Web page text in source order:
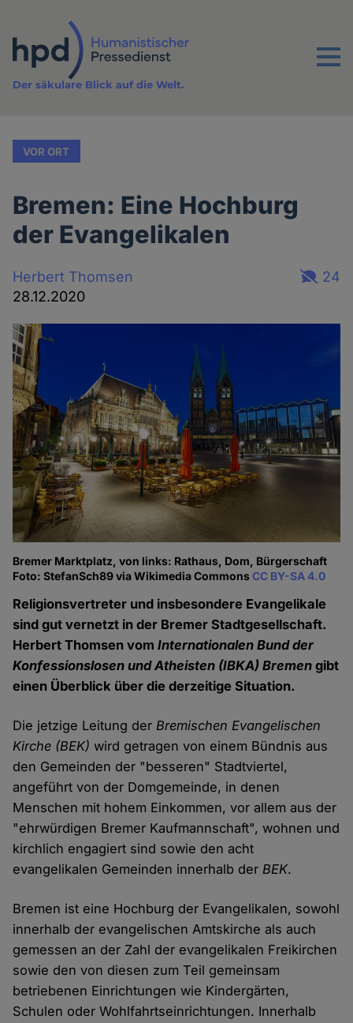
Inhalt
Menu
Der säkulare Blick auf die Welt.
VOR ORT
Bremen: Eine Hochburg
der Evangelikalen
Herbert Thomsen
28.12.2020
24
Bremer Marktplatz, von links: Rathaus, Dom, Bürgerschaft
Foto: StefanSch89 via Wikimedia CommonsCC BY-SA 4.0
Religionsvertreter und insbesondere Evangelikale
sind gut vernetzt in der Bremer Stadtgesellschaft.
Herbert Thomsen vomInternationalen Bund der
Konfessionslosen und Atheisten (IBKA) Bremen gibt
einen Überblick über die derzeitige Situation.
Die jetzige Leitung derBremischen Evangelischen
Kirche (BEK) wird getragen von einem Bündnis aus
den Gemeinden der "besseren" Stadtviertel,
angeführt von der Domgemeinde, in denen
Menschen mit hohem Einkommen, vor allem aus der
"ehrwürdigen Bremer Kaufmannschaft", wohnen und
kirchlich engagiert sind sowie den acht
evangelikalen Gemeinden innerhalb derBEK.
Bremen ist eine Hochburg der Evangelikalen, sowohl
innerhalb der evangelischen Amtskirche als auch
gemessen an der Zahl der evangelikalen Freikirchen
sowie den von diesen zum Teil gemeinsam
betriebenen Einrichtungen wie Kindergärten,
Schulen oder Wohlfahrtseinrichtungen. Innerhalb